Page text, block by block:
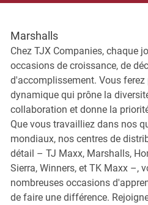
Marshalls
Chez TJX Companies, chaque
occasions de croissance, de
d'accomplissement. Vous ferez
dynamique qui prône la
collaboration et donne la
Que vous travailliez dans nos
mondiaux, nos centres de
détail – TJ Maxx, Marshalls,
Sierra, Winners, et TK Maxx –,
nombreuses occasions
de faire une différence.